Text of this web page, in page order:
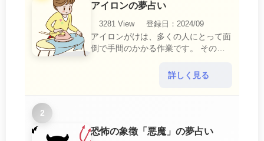
アイロンの夢占い
3281 View
登録日：2024/09
アイロンがけは、多くの人にとって面
倒で手間のかかる作業です。 そのた
中で感じるわずらわしさやストレスか
詳しく見る
2
恐怖の象徴「悪魔」の夢占い